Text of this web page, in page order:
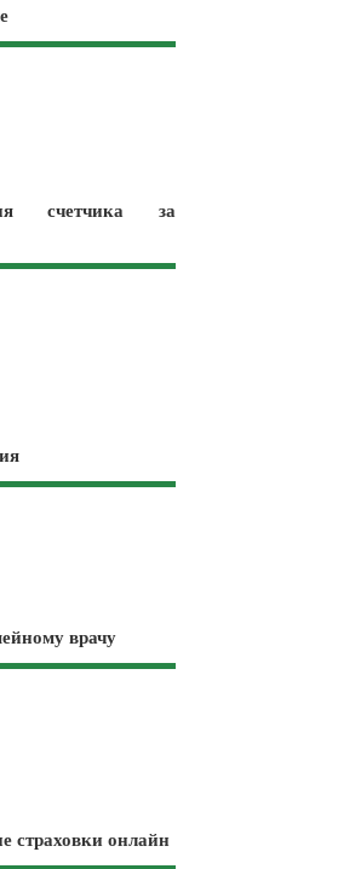
счетчика за
врачу
страховки онлайн